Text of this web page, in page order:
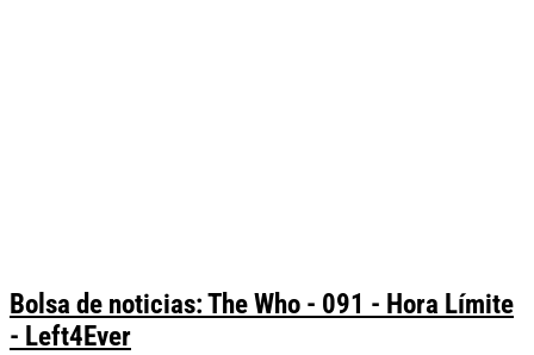
Bolsa de noticias: The Who - 091 - Hora Límite
- Left4Ever